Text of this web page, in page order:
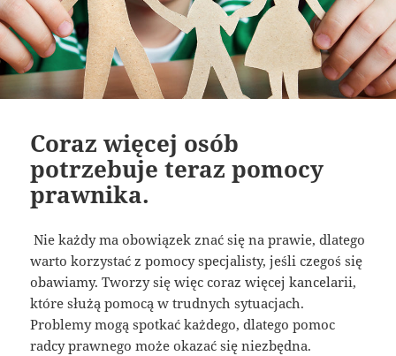
Coraz więcej osób
potrzebuje teraz pomocy
prawnika.
Nie każdy ma obowiązek znać się na prawie, dlatego
warto korzystać z pomocy specjalisty, jeśli czegoś się
obawiamy. Tworzy się więc coraz więcej kancelarii,
które służą pomocą w trudnych sytuacjach.
Problemy mogą spotkać każdego, dlatego pomoc
radcy prawnego może okazać się niezbędna.